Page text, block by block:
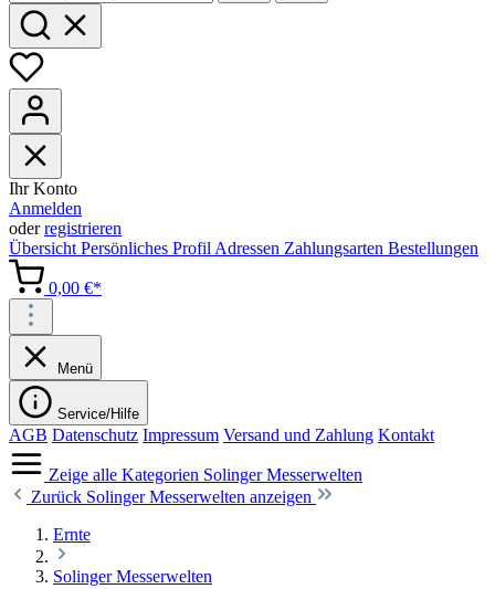
Ihr Konto
Anmelden
oderregistrieren
Übersicht Persönliches Profil Adressen Zahlungsarten Bestellungen
0,00 €*
Menü
Service/Hilfe
AGB Datenschutz Impressum Versand und Zahlung Kontakt
Zeige alle Kategorien Solinger Messerwelten
Zurück Solinger Messerwelten anzeigen
Ernte
Solinger Messerwelten